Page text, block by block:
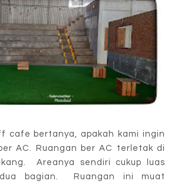
cafe bertanya, apakah kami ingin
AC. Ruangan ber AC terletak di
Areanya sendiri cukup luas
bagian. Ruangan ini muat